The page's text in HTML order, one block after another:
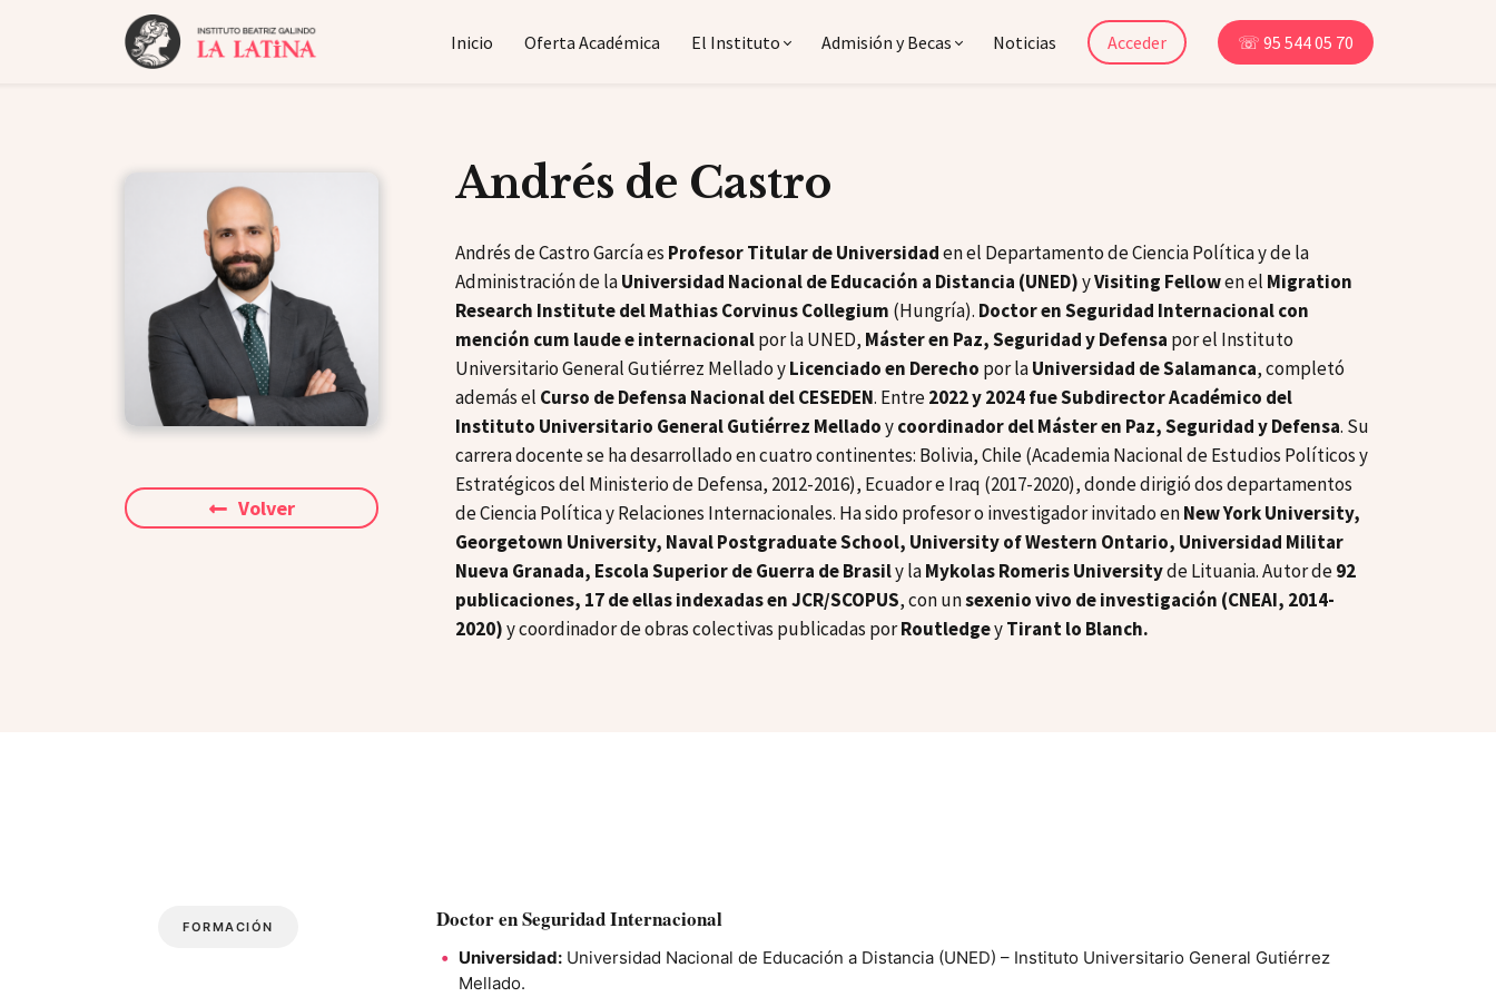
Inicio Oferta Académica El Instituto Admisión y Becas Noticias Acceder ☏ 95 544 05 70
Volver
Andrés de Castro
Andrés de Castro García es Profesor Titular de Universidaden el Departamento de Ciencia Política y de la
Administración de laUniversidad Nacional de Educación a Distancia (UNED)yVisiting Fellowen el Migration
Research Institute del Mathias Corvinus Collegium (Hungría). Doctor en Seguridad Internacional con
mención cum laude e internacionalpor la UNED, Máster en Paz, Seguridad y Defensa por el Instituto
Universitario General Gutiérrez Mellado yLicenciado en Derecho por laUniversidad de Salamanca, completó
además el Curso de Defensa Nacional del CESEDEN. Entre2022 y 2024 fue Subdirector Académico del
Instituto Universitario General Gutiérrez Melladoycoordinador del Máster en Paz, Seguridad y Defensa. Su
carrera docente se ha desarrollado en cuatro continentes: Bolivia, Chile (Academia Nacional de Estudios Políticos y
Estratégicos del Ministerio de Defensa, 2012-2016), Ecuador e Iraq (2017-2020), donde dirigió dos departamentos
de Ciencia Política y Relaciones Internacionales. Ha sido profesor o investigador invitado enNew York University,
Georgetown University, Naval Postgraduate School, University of Western Ontario, Universidad Militar
Nueva Granada, Escola Superior de Guerra de Brasily laMykolas Romeris Universityde Lituania. Autor de92
publicaciones, 17 de ellas indexadas en JCR/SCOPUS, con unsexenio vivo de investigación (CNEAI, 2014-
2020)y coordinador de obras colectivas publicadas porRoutledgeyTirant lo Blanch.
FORMACIÓN Doctor en Seguridad Internacional
Universidad: Universidad Nacional de Educación a Distancia (UNED) – Instituto Universitario General Gutiérrez
Mellado.